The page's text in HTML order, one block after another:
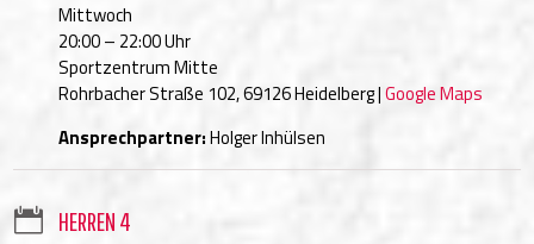
Mittwoch
20:00 – 22:00 Uhr
Sportzentrum Mitte
Rohrbacher Straße 102, 69126 Heidelberg |Google Maps
Ansprechpartner:Holger Inhülsen
 HERREN 4